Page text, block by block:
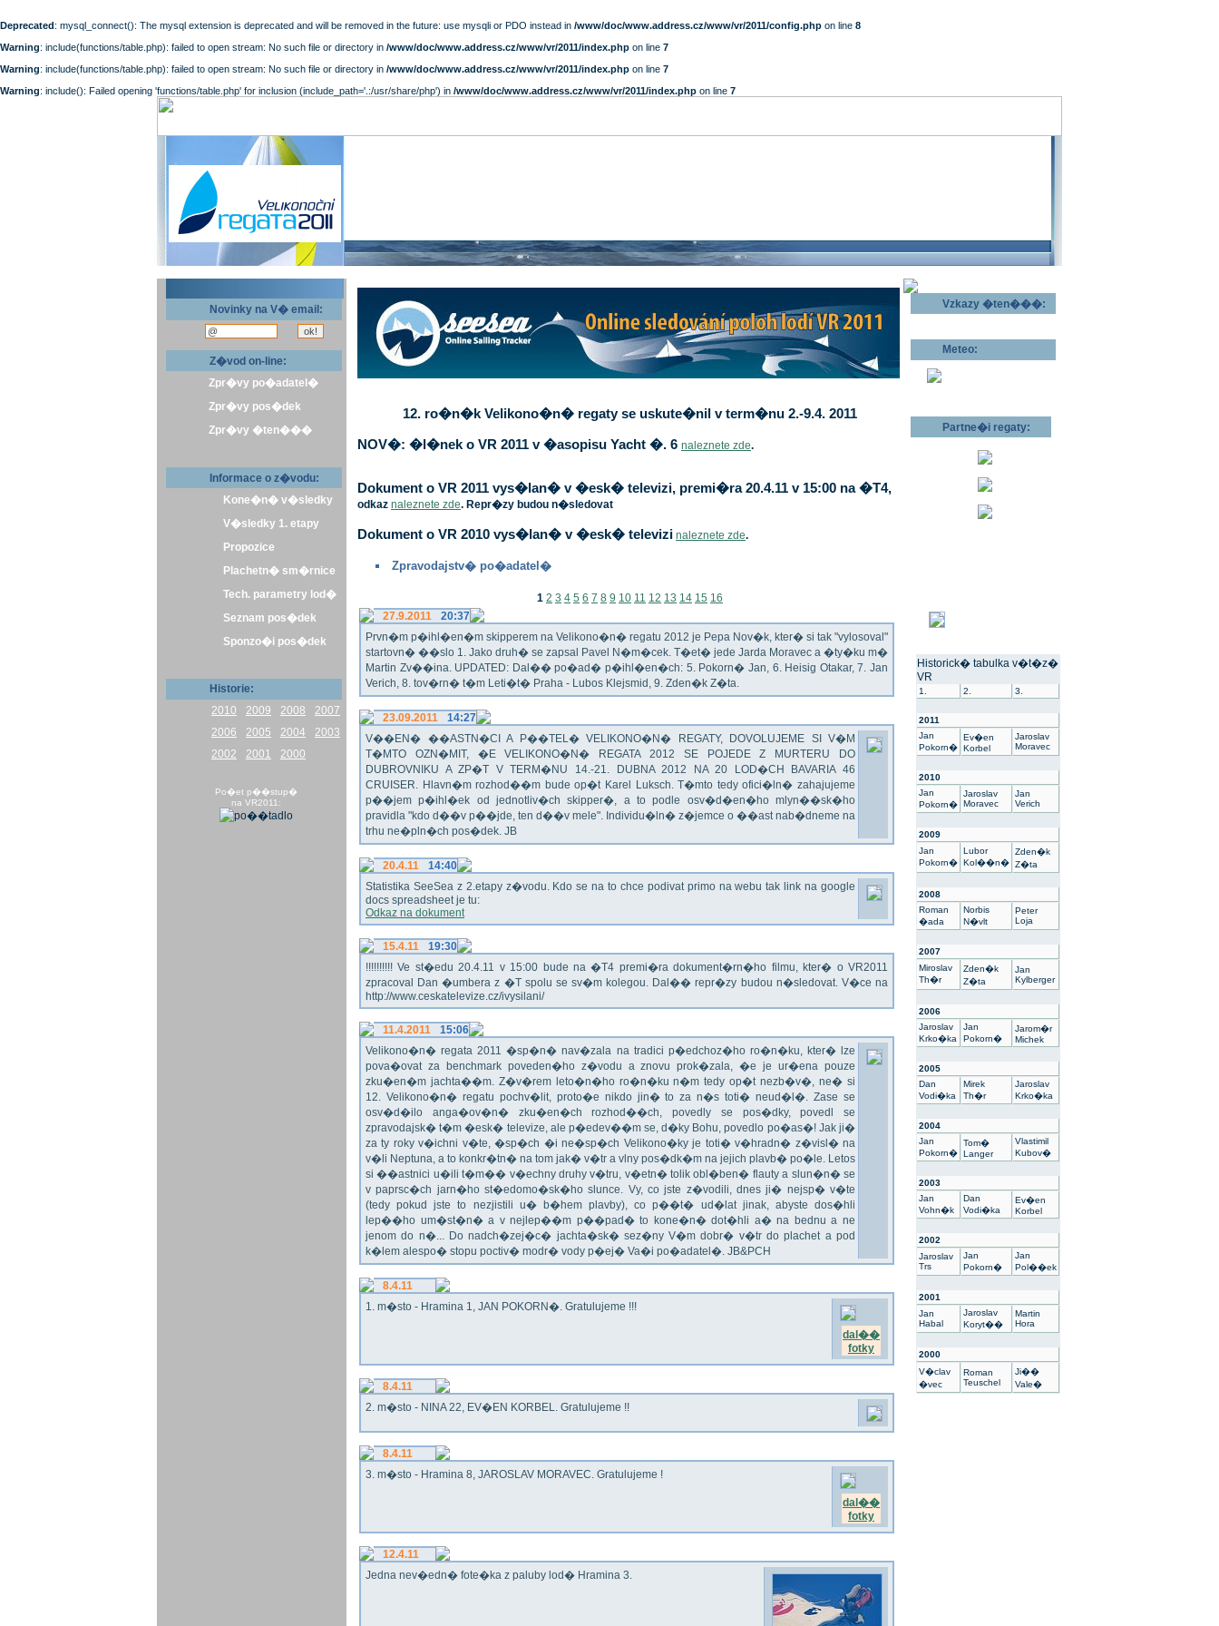
Deprecated: mysql_connect(): The mysql extension is deprecated and will be removed in the future: use mysqli or PDO instead in /www/doc/www.address.cz/www/vr/2011/config.php on line 8
Warning: include(functions/table.php): failed to open stream: No such file or directory in /www/doc/www.address.cz/www/vr/2011/index.php on line 7
Warning: include(functions/table.php): failed to open stream: No such file or directory in /www/doc/www.address.cz/www/vr/2011/index.php on line 7
Warning: include(): Failed opening 'functions/table.php' for inclusion (include_path='.:/usr/share/php') in /www/doc/www.address.cz/www/vr/2011/index.php on line 7
Novinky na V� email:
Z�vod on-line:
Zpr�vy po�adatel�
Zpr�vy pos�dek
Zpr�vy �ten���
Informace o z�vodu:
Kone�n� v�sledky
V�sledky 1. etapy
Propozice
Plachetn� sm�rnice
Tech. parametry lod�
Seznam pos�dek
Sponzo�i pos�dek
Historie:
2010
2009 2008
2007
2006
2005 2004
2003
2002
2001 2000
Po�et p��stup�
na VR2011:
12. ro�n�k Velikono�n� regaty se uskute�nil v term�nu 2.-9.4. 2011
NOV�: �l�nek o VR 2011 v �asopisu Yacht �. 6 naleznete zde.
Dokument o VR 2011 vys�lan� v �esk� televizi, premi�ra 20.4.11 v 15:00 na �T4,
odkaz naleznete zde. Repr�zy budou n�sledovat
Dokument o VR 2010 vys�lan� v �esk� televizi naleznete zde.
Zpravodajstv� po�adatel�
1 2 3 4 5 6 7 8 9 10 11 12 13 14 15 16
27.9.2011
20:37
Prvn�m p�ihl�en�m skipperem na Velikono�n� regatu 2012 je Pepa Nov�k, kter� si tak "vylosoval"
startovn� ��slo 1. Jako druh� se zapsal Pavel N�m�cek. T�et� jede Jarda Moravec a �ty�ku m�
Martin Zv��ina. UPDATED: Dal�� po�ad� p�ihl�en�ch: 5. Pokorn� Jan, 6. Heisig Otakar, 7. Jan
Verich, 8. tov�rn� t�m Leti�t� Praha - Lubos Klejsmid, 9. Zden�k Z�ta.
23.09.2011
14:27
V��EN� ��ASTN�CI A P��TEL� VELIKONO�N� REGATY, DOVOLUJEME SI V�M
T�MTO OZN�MIT, �E VELIKONO�N� REGATA 2012 SE POJEDE Z MURTERU DO
DUBROVNIKU A ZP�T V TERM�NU 14.-21. DUBNA 2012 NA 20 LOD�CH BAVARIA 46
CRUISER. Hlavn�m rozhod��m bude op�t Karel Luksch. T�mto tedy ofici�ln� zahajujeme
p��jem p�ihl�ek od jednotliv�ch skipper�, a to podle osv�d�en�ho mlyn��sk�ho
pravidla "kdo d��v p��jde, ten d��v mele". Individu�ln� z�jemce o ��ast nab�dneme na
trhu ne�pln�ch pos�dek. JB
20.4.11
14:40
Statistika SeeSea z 2.etapy z�vodu. Kdo se na to chce podivat primo na webu tak link na google
docs spreadsheet je tu:
Odkaz na dokument
15.4.11
19:30
!!!!!!!!!! Ve st�edu 20.4.11 v 15:00 bude na �T4 premi�ra dokument�rn�ho filmu, kter� o VR2011
zpracoval Dan �umbera z �T spolu se sv�m kolegou. Dal�� repr�zy budou n�sledovat. V�ce na
http://www.ceskatelevize.cz/ivysilani/
11.4.2011
15:06
Velikono�n� regata 2011 �sp�n� nav�zala na tradici p�edchoz�ho ro�n�ku, kter� lze
pova�ovat za benchmark poveden�ho z�vodu a znovu prok�zala, �e je ur�ena pouze
zku�en�m jachta��m. Z�v�rem leto�n�ho ro�n�ku n�m tedy op�t nezb�v�, ne� si
12. Velikono�n� regatu pochv�lit, proto�e nikdo jin� to za n�s toti� neud�l�. Zase se
osv�d�ilo anga�ov�n� zku�en�ch rozhod��ch, povedly se pos�dky, povedl se
zpravodajsk� t�m �esk� televize, ale p�edev��m se, d�ky Bohu, povedlo po�as�! Jak ji�
za ty roky v�ichni v�te, �sp�ch �i ne�sp�ch Velikono�ky je toti� v�hradn� z�visl� na
v�li Neptuna, a to konkr�tn� na tom jak� v�tr a vlny pos�dk�m na jejich plavb� po�le. Letos
si ��astnici u�ili t�m�� v�echny druhy v�tru, v�etn� tolik obl�ben� flauty a slun�n� se
v paprsc�ch jarn�ho st�edomo�sk�ho slunce. Vy, co jste z�vodili, dnes ji� nejsp� v�te
(tedy pokud jste to nezjistili u� b�hem plavby), co p��t� ud�lat jinak, abyste dos�hli
lep��ho um�st�n� a v nejlep��m p��pad� to kone�n� dot�hli a� na bednu a ne
jenom do n�... Do nadch�zej�c� jachta�sk� sez�ny V�m dobr� v�tr do plachet a pod
k�lem alespo� stopu poctiv� modr� vody p�ej� Va�i po�adatel�. JB&PCH
8.4.11
1. m�sto - Hramina 1, JAN POKORN�. Gratulujeme !!!
dal��
fotky
8.4.11
2. m�sto - NINA 22, EV�EN KORBEL. Gratulujeme !!
8.4.11
3. m�sto - Hramina 8, JAROSLAV MORAVEC. Gratulujeme !
dal��
fotky
12.4.11
Jedna nev�edn� fote�ka z paluby lod� Hramina 3.
Vzkazy �ten���:
Meteo:
Partne�i regaty:
Historick� tabulka v�t�z�
VR
1. 2. 3.
2011
Jan
Pokorn�
Ev�en
Korbel
Jaroslav
Moravec
2010
Jan
Pokorn�
Jaroslav
Moravec
Jan
Verich
2009
Jan
Pokorn�
Lubor
Kol��n�
Zden�k
Z�ta
2008
Roman
�ada
Norbis
N�vlt
Peter
Loja
2007
Miroslav
Th�r
Zden�k
Z�ta
Jan
Kylberger
2006
Jaroslav
Krko�ka
Jan
Pokorn�
Jarom�r
Michek
2005
Dan
Vodi�ka
Mirek
Th�r
Jaroslav
Krko�ka
2004
Jan
Pokorn�
Tom�
Langer
Vlastimil
Kubov�
2003
Jan
Vohn�k
Dan
Vodi�ka
Ev�en
Korbel
2002
Jaroslav
Trs
Jan
Pokorn�
Jan
Pol��ek
2001
Jan
Habal
Jaroslav
Koryt��
Martin
Hora
2000
V�clav
�vec
Roman
Teuschel
Ji��
Vale�